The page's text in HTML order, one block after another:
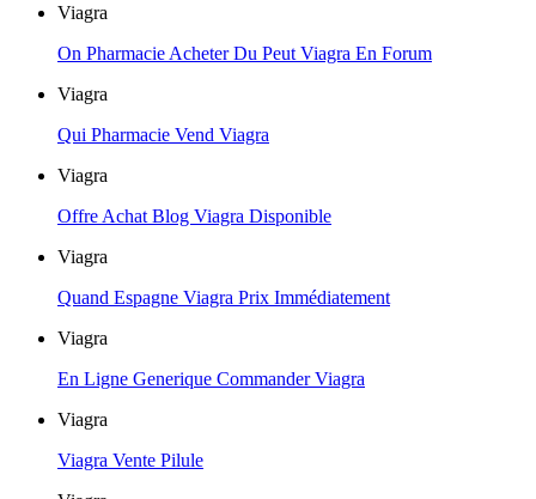
Viagra
On Pharmacie Acheter Du Peut Viagra En Forum
Viagra
Qui Pharmacie Vend Viagra
Viagra
Offre Achat Blog Viagra Disponible
Viagra
Quand Espagne Viagra Prix Immédiatement
Viagra
En Ligne Generique Commander Viagra
Viagra
Viagra Vente Pilule